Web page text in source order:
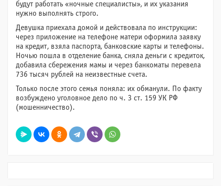
будут работать «ночные специалисты», и их указания
нужно выполнять строго.
Девушка приехала домой и действовала по инструкции:
через приложение на телефоне матери оформила заявку
на кредит, взяла паспорта, банковские карты и телефоны.
Ночью пошла в отделение банка, сняла деньги с кредиток,
добавила сбережения мамы и через банкоматы перевела
736 тысяч рублей на неизвестные счета.
Только после этого семья поняла: их обманули. По факту
возбуждено уголовное дело по ч. 3 ст. 159 УК РФ
(мошенничество).